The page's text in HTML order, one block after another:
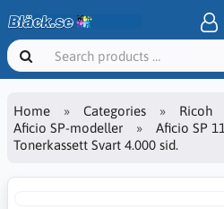
Home Categories
Ricoh
Aficio SP-modeller
Aficio SP
Tonerkassett Svart 4.000 sid.